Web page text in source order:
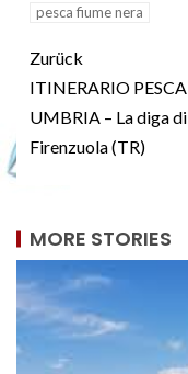
pesca fiume nera
Zurück
ITINERARIO PESCA
UMBRIA – La diga di
Firenzuola (TR)
MORE STORIES